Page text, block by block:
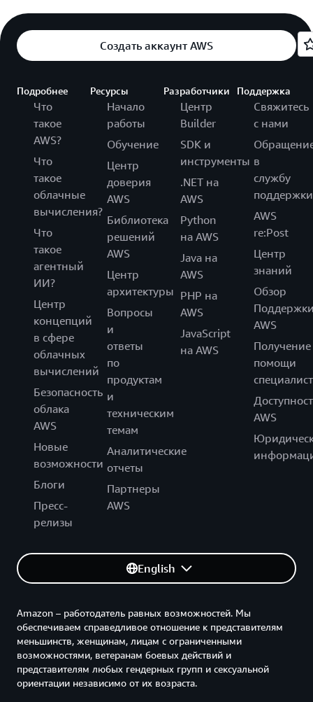
Создать аккаунт AWS
Подробнее
Что
такое
AWS?
Что
такое
облачные
вычисления?
Что
такое
агентный
ИИ?
Центр
концепций
в сфере
облачных
вычислений
Безопасность
облака
AWS
Новые
возможности
Блоги
Пресс-
релизы
Ресурсы
Начало
работы
Обучение
Центр
доверия
AWS
Библиотека
решений
AWS
Центр
архитектуры
Вопросы
и
ответы
по
продуктам
и
техническим
темам
Аналитические
отчеты
Партнеры
AWS
Разработчики
Центр
Builder
SDK и
инструменты
.NET на
AWS
Python
на AWS
Java на
AWS
PHP на
AWS
JavaScript
на AWS
Поддержка
Свяжитесь
с нами
в
службу
поддержки
AWS
re:Post
Центр
знаний
Обзор
AWS
Получение
помощи
AWS
English
Amazon – работодатель равных возможностей. Мы
обеспечиваем справедливое отношение к представителям
меньшинств, женщинам, лицам с ограниченными
возможностями, ветеранам боевых действий и
представителям любых гендерных групп и сексуальной
ориентации независимо от их возраста.